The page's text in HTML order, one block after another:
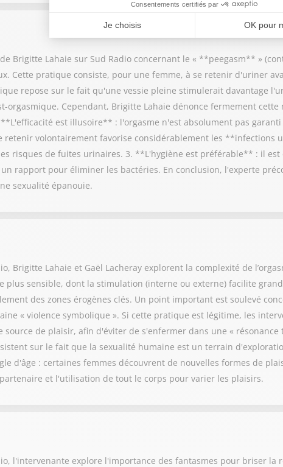
Brigitte Lahaie sur Sud Radio concernant le « **peegasm** »
Cette pratique consiste, pour une femme, à se retenir d'uriner
repose sur le fait qu'une vessie pleine stimulerait davantage
orgasmique. Cependant, Brigitte Lahaie dénonce fermement
est illusoire** : l'orgasme n'est absolument pas
retenir volontairement favorise considérablement les **infections
risques de fuites urinaires. 3. **L'hygiène est préférable** : il
rapport pour éliminer les bactéries. En conclusion, l'experte
sexualité épanouie.
Brigitte Lahaie et Gaël Lacheray explorent la complexité de
sensible, dont la stimulation (interne ou externe) facilite
des zones érogènes clés. Un point important est soulevé
« violence symbolique ». Si cette pratique est légitime, les
de plaisir, afin d'éviter de s'enfermer dans une «
sur le fait que la sexualité humaine est un terrain
d'âge : certaines femmes découvrent de nouvelles formes de
et l'utilisation de tout le corps pour varier les plaisirs.
l'intervenante explore l'importance des fantasmes pour briser la